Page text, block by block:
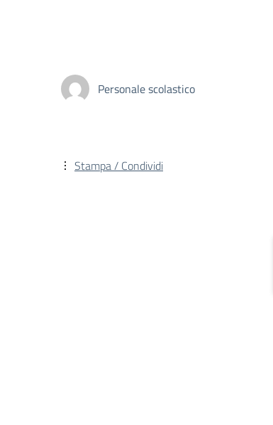
Personale scolastico
Stampa / Condividi